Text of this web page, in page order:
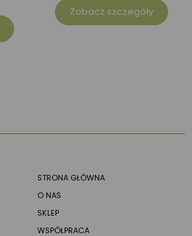
Zobacz szczegóły
STRONA GŁÓWNA
O NAS
SKLEP
WSPÓŁPRACA